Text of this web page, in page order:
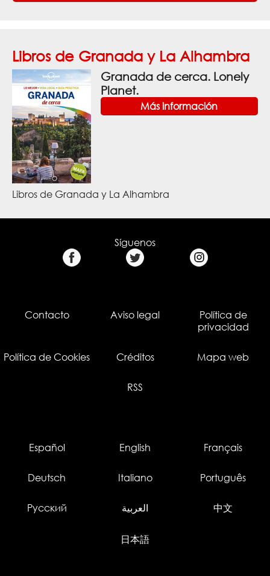
Libros de Granada y La Alhambra
Granada de cerca. Lonely
Planet.
Más información
Libros de Granada y La Alhambra
Síguenos
Contacto Aviso legal
Política de
privacidad
Política de Cookies Créditos Mapa web
RSS
Español English Français
Deutsch Italiano Português
Русский العربية 中文
日本語